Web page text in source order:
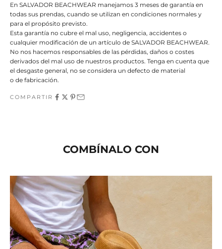
En SALVADOR BEACHWEAR manejamos 3 meses de garantía en
todas sus prendas, cuando se utilizan en condiciones normales y
para el propósito previsto.
Esta garantía no cubre el mal uso, negligencia, accidentes o
cualquier modificación de un artículo de SALVADOR BEACHWEAR.
No nos hacemos responsables de las pérdidas, daños o costes
derivados del mal uso de nuestros productos. Tenga en cuenta que
el desgaste general, no se considera un defecto de material
o de fabricación.
COMPARTIR
COMBÍNALO CON